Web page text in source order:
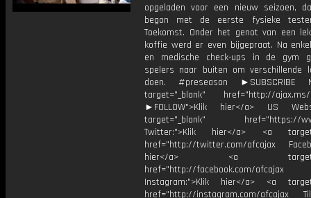
opgeladen voor een nieuw seizoen,
begon met de eerste fysieke
Toekomst. Onder het genot van een
koffie werd er even bijgepraat. Na
en medische check-ups in de gym
spelers naar buiten om verschillende
doen. #preseason ►SUBSCRIBE
target="_blank" href="http://ajax.ms/
►FOLLOW">Klik hier</a> US
target="_blank" href="https://
Twitter:">Klik hier</a> <a
href="http://twitter.com/afcajax
hier</a> <a
href="http://facebook.com/afcajax
Instagram:">Klik hier</a> <a
href="http://instagram.com/afcajax